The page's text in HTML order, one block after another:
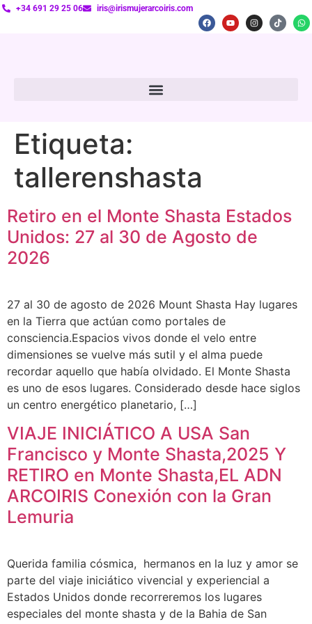
+34 691 29 25 06 iris@irismujerarcoiris.com
Etiqueta:
tallerenshasta
Retiro en el Monte Shasta Estados
Unidos: 27 al 30 de Agosto de
2026
27 al 30 de agosto de 2026 Mount Shasta Hay lugares
en la Tierra que actúan como portales de
consciencia.Espacios vivos donde el velo entre
dimensiones se vuelve más sutil y el alma puede
recordar aquello que había olvidado. El Monte Shasta
es uno de esos lugares. Considerado desde hace siglos
un centro energético planetario, […]
VIAJE INICIÁTICO A USA San
Francisco y Monte Shasta,2025 Y
RETIRO en Monte Shasta,EL ADN
ARCOIRIS Conexión con la Gran
Lemuria
Querida familia cósmica, hermanos en la luz y amor se
parte del viaje iniciático vivencial y experiencial a
Estados Unidos donde recorreremos los lugares
especiales del monte shasta y de la Bahia de San